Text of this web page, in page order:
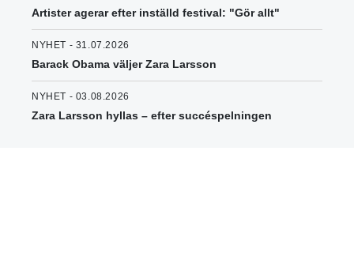
Artister agerar efter inställd festival: "Gör allt"
NYHET - 31.07.2026
Barack Obama väljer Zara Larsson
NYHET - 03.08.2026
Zara Larsson hyllas – efter succéspelningen